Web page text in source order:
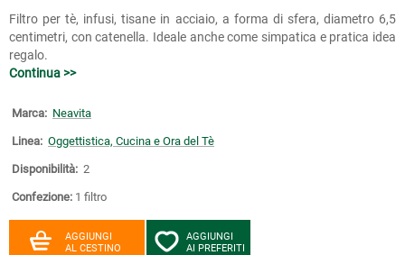
Filtro per tè, infusi, tisane in acciaio, a forma di sfera, diametro 6,5
centimetri, con catenella. Ideale anche come simpatica e pratica idea
regalo.
Continua >>
Marca: Neavita
Linea: Oggettistica, Cucina e Ora del Tè
Disponibilità: 2
Confezione: 1 filtro
AGGIUNGI
AL CESTINO
AGGIUNGI
AI PREFERITI